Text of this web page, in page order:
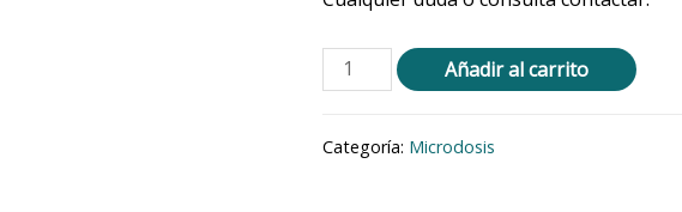
Añadir al carrito
Categoría: Microdosis